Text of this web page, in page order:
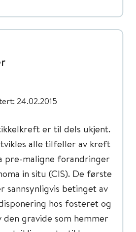
24.02.2015
er til dels ukjent.
alle tilfeller av kreft
pre-maligne forandringer
in situ (CIS). De første
sannsynligvis betinget av
hos fosteret og
den gravide som hemmer